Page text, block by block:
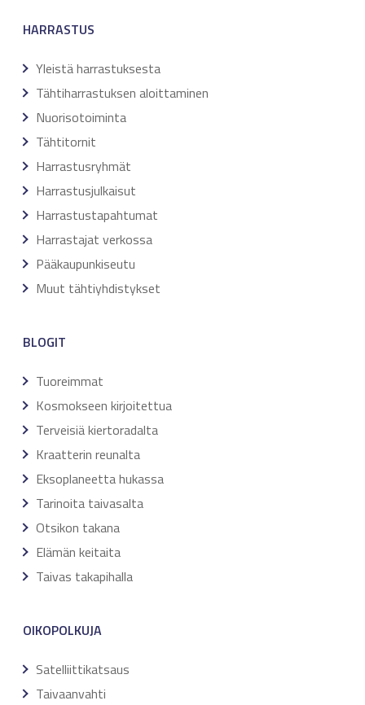
HARRASTUS
Yleistä harrastuksesta
Tähtiharrastuksen aloittaminen
Nuorisotoiminta
Tähtitornit
Harrastusryhmät
Harrastusjulkaisut
Harrastustapahtumat
Harrastajat verkossa
Pääkaupunkiseutu
Muut tähtiyhdistykset
BLOGIT
Tuoreimmat
Kosmokseen kirjoitettua
Terveisiä kiertoradalta
Kraatterin reunalta
Eksoplaneetta hukassa
Tarinoita taivasalta
Otsikon takana
Elämän keitaita
Taivas takapihalla
OIKOPOLKUJA
Satelliittikatsaus
Taivaanvahti